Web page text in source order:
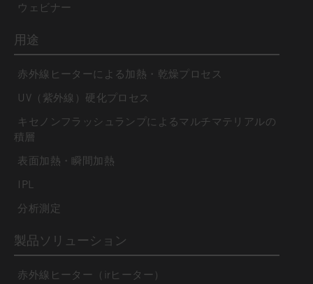
ウェビナー
用途
赤外線ヒーターによる加熱・乾燥プロセス
UV（紫外線）硬化プロセス
キセノンフラッシュランプによるマルチマテリアルの
積層
表面加熱・瞬間加熱
IPL
分析測定
製品ソリューション
赤外線ヒーター（irヒーター）